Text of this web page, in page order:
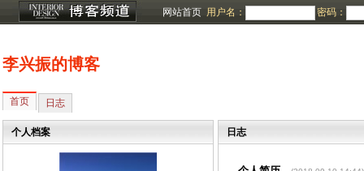
网站首页 用户名： 密码：
李兴振的博客
首页 日志
个人档案 日志